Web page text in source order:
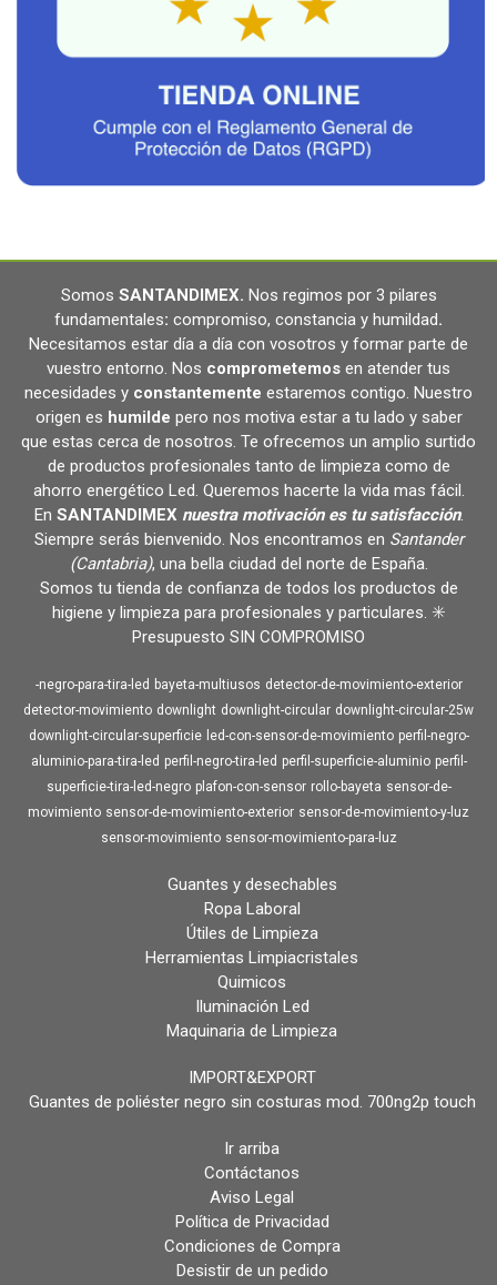
Somos SANTANDIMEX. Nos regimos por 3 pilares
fundamentales: compromiso, constancia y humildad.
Necesitamos estar día a día con vosotros y formar parte de
vuestro entorno. Nos comprometemos en atender tus
necesidades y constantemente estaremos contigo. Nuestro
origen es humilde pero nos motiva estar a tu lado y saber
que estas cerca de nosotros. Te ofrecemos un amplio surtido
de productos profesionales tanto de limpieza como de
ahorro energético Led. Queremos hacerte la vida mas fácil.
En SANTANDIMEX nuestra motivación es tu satisfacción.
Siempre serás bienvenido. Nos encontramos en Santander
(Cantabria), una bella ciudad del norte de España.
Somos tu tienda de confianza de todos los productos de
higiene y limpieza para profesionales y particulares. ✳️
Presupuesto SIN COMPROMISO
-negro-para-tira-led bayeta-multiusos detector-de-movimiento-exterior
detector-movimiento downlight downlight-circular downlight-circular-25w
downlight-circular-superficie
led-con-sensor-de-movimiento perfil-negro-
aluminio-para-tira-led perfil-negro-tira-led perfil-superficie-aluminio perfil-
superficie-tira-led-negro plafon-con-sensor rollo-bayeta sensor-de-
movimiento sensor-de-movimiento-exterior sensor-de-movimiento-y-luz
sensor-movimiento sensor-movimiento-para-luz
Guantes y desechables
Ropa Laboral
Útiles de Limpieza
Herramientas Limpiacristales
Quimicos
Iluminación Led
Maquinaria de Limpieza
IMPORT&EXPORT
Guantes de poliéster negro sin costuras mod. 700ng2p touch
Ir arriba
Contáctanos
Aviso Legal
Política de Privacidad
Condiciones de Compra
Desistir de un pedido